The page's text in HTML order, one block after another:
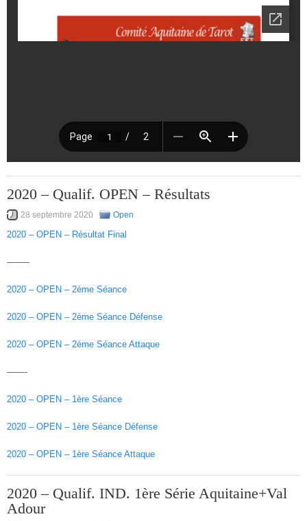
2020 – Qualif. OPEN – Résultats
28 septembre 2020 Open
2020 – OPEN – Résultat Final
——–
2020 – OPEN – 2ème Séance
2020 – OPEN – 2ème Séance Défense
2020 – OPEN – 2ème Séance Attaque
——-
2020 – OPEN – 1ère Séance
2020 – OPEN – 1ère Séance Défense
2020 – OPEN – 1ère Séance Attaque
2020 – Qualif. IND. 1ère Série Aquitaine+Val
Adour